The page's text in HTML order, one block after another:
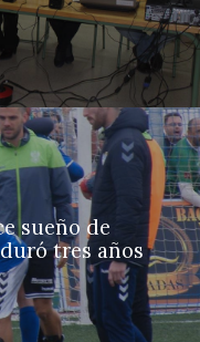
sueño de
tres años